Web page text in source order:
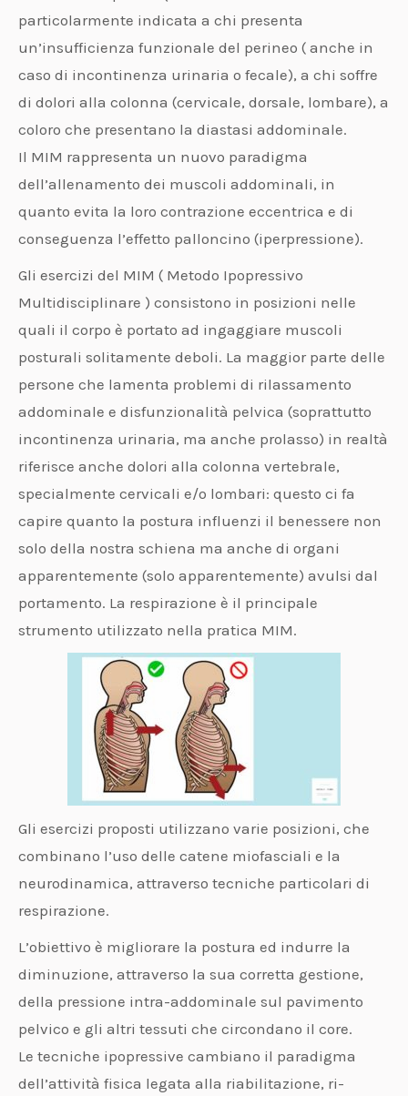
particolarmente indicata a chi presenta
un’insufficienza funzionale del perineo ( anche in
caso di incontinenza urinaria o fecale), a chi soffre
di dolori alla colonna (cervicale, dorsale, lombare), a
coloro che presentano la diastasi addominale.
Il MIM rappresenta un nuovo paradigma
dell’allenamento dei muscoli addominali, in
quanto evita la loro contrazione eccentrica e di
conseguenza l’effetto palloncino (iperpressione).
Gli esercizi del MIM ( Metodo Ipopressivo
Multidisciplinare ) consistono in posizioni nelle
quali il corpo è portato ad ingaggiare muscoli
posturali solitamente deboli. La maggior parte delle
persone che lamenta problemi di rilassamento
addominale e disfunzionalità pelvica (soprattutto
incontinenza urinaria, ma anche prolasso) in realtà
riferisce anche dolori alla colonna vertebrale,
specialmente cervicali e/o lombari: questo ci fa
capire quanto la postura influenzi il benessere non
solo della nostra schiena ma anche di organi
apparentemente (solo apparentemente) avulsi dal
portamento. La respirazione è il principale
strumento utilizzato nella pratica MIM.
Gli esercizi proposti utilizzano varie posizioni, che
combinano l’uso delle catene miofasciali e la
neurodinamica, attraverso tecniche particolari di
respirazione.
L’obiettivo è migliorare la postura ed indurre la
diminuzione, attraverso la sua corretta gestione,
della pressione intra-addominale sul pavimento
pelvico e gli altri tessuti che circondano il core.
Le tecniche ipopressive cambiano il paradigma
dell’attività fisica legata alla riabilitazione, ri-